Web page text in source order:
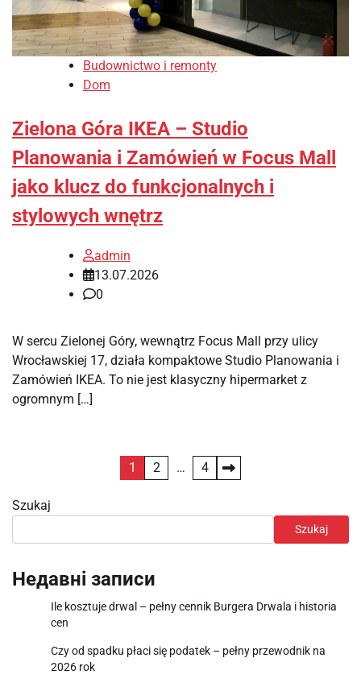
Budownictwo i remonty
Dom
Zielona Góra IKEA – Studio
Planowania i Zamówień w Focus Mall
jako klucz do funkcjonalnych i
stylowych wnętrz
admin
13.07.2026
0
W sercu Zielonej Góry, wewnątrz Focus Mall przy ulicy
Wrocławskiej 17, działa kompaktowe Studio Planowania i
Zamówień IKEA. To nie jest klasyczny hipermarket z
ogromnym […]
Stronicowanie
wpisów
1 2 … 4
Szukaj
Szukaj
Недавні записи
Ile kosztuje drwal – pełny cennik Burgera Drwala i historia
cen
Czy od spadku płaci się podatek – pełny przewodnik na
2026 rok